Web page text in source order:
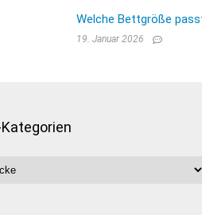
Welche Bettgröße
19. Januar 2026